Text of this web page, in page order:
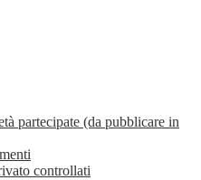
partecipate (da pubblicare in
controllati